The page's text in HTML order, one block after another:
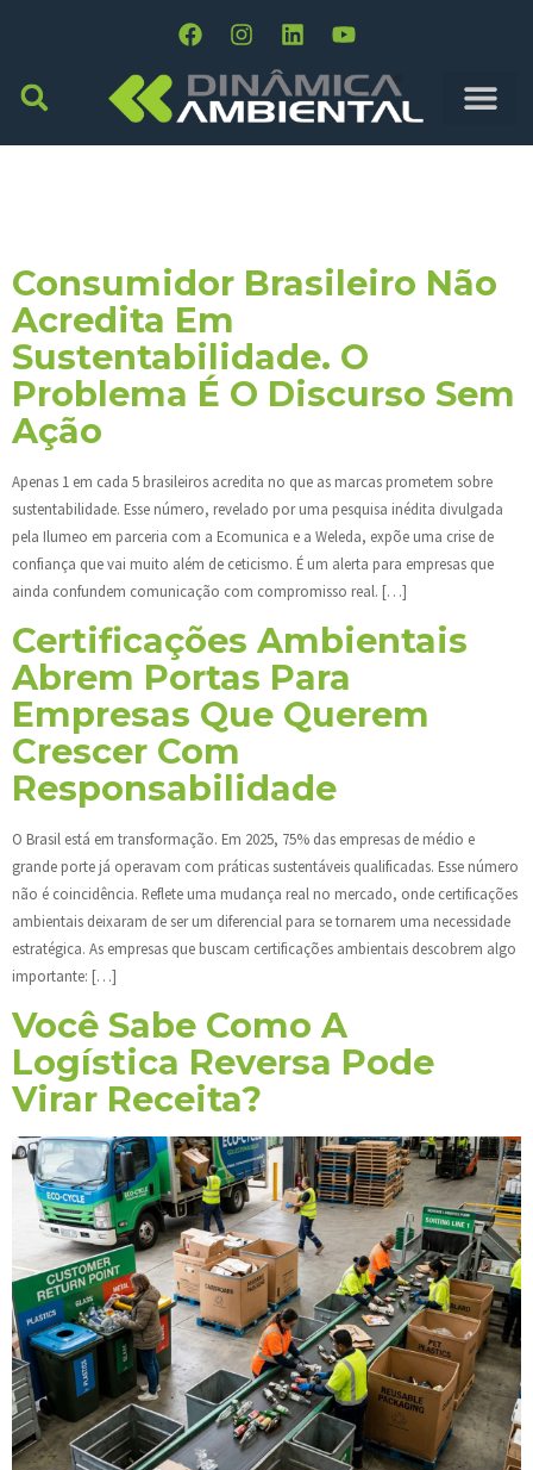
Consumidor Brasileiro Não
Acredita Em
Sustentabilidade. O
Problema É O Discurso Sem
Ação
Apenas 1 em cada 5 brasileiros acredita no que as marcas prometem sobre
sustentabilidade. Esse número, revelado por uma pesquisa inédita divulgada
pela Ilumeo em parceria com a Ecomunica e a Weleda, expõe uma crise de
confiança que vai muito além de ceticismo. É um alerta para empresas que
ainda confundem comunicação com compromisso real. […]
Certificações Ambientais
Abrem Portas Para
Empresas Que Querem
Crescer Com
Responsabilidade
O Brasil está em transformação. Em 2025, 75% das empresas de médio e
grande porte já operavam com práticas sustentáveis qualificadas. Esse número
não é coincidência. Reflete uma mudança real no mercado, onde certificações
ambientais deixaram de ser um diferencial para se tornarem uma necessidade
estratégica. As empresas que buscam certificações ambientais descobrem algo
importante: […]
Você Sabe Como A
Logística Reversa Pode
Virar Receita?